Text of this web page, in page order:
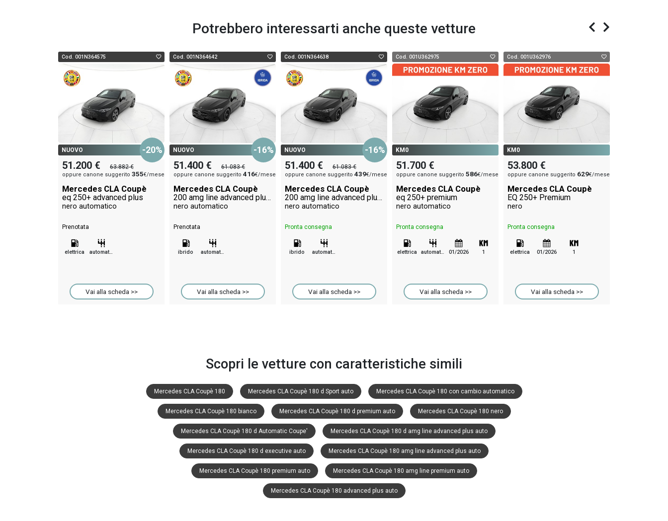
Potrebbero interessarti anche queste vetture
Cod. 001N364575
NUOVO -20%
51.200 € 63.882 €
oppure canone suggerito 355€/mese
Mercedes CLA Coupè
eq 250+ advanced plus
nero automatico
Prenotata
elettrica automatico
Vai alla scheda >>
Cod. 001N364642
NUOVO -16%
51.400 € 61.083 €
oppure canone suggerito 416€/mese
Mercedes CLA Coupè
200 amg line advanced plus auto
nero automatico
Prenotata
ibrido automatico
Vai alla scheda >>
Cod. 001N364638
NUOVO -16%
51.400 € 61.083 €
oppure canone suggerito 439€/mese
Mercedes CLA Coupè
200 amg line advanced plus auto
nero automatico
Pronta consegna
ibrido automatico
Vai alla scheda >>
Cod. 001U362975
KM0
51.700 €
oppure canone suggerito 586€/mese
Mercedes CLA Coupè
eq 250+ premium
nero automatico
Pronta consegna
elettrica automatico 01/2026 1
Vai alla scheda >>
Cod. 001U362976
KM0
53.800 €
oppure canone suggerito 629€/mese
Mercedes CLA Coupè
EQ 250+ Premium
nero
Pronta consegna
elettrica 01/2026 1
Vai alla scheda >>
Scopri le vetture con caratteristiche simili
Mercedes CLA Coupè 180 Mercedes CLA Coupè 180 d Sport auto Mercedes CLA Coupè 180 con cambio automatico
Mercedes CLA Coupè 180 bianco Mercedes CLA Coupè 180 d premium auto Mercedes CLA Coupè 180 nero
Mercedes CLA Coupè 180 d Automatic Coupe' Mercedes CLA Coupè 180 d amg line advanced plus auto
Mercedes CLA Coupè 180 d executive auto Mercedes CLA Coupè 180 amg line advanced plus auto
Mercedes CLA Coupè 180 premium auto Mercedes CLA Coupè 180 amg line premium auto
Mercedes CLA Coupè 180 advanced plus auto